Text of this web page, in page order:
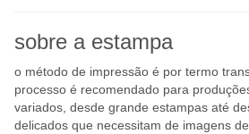
sobre a estampa
o método de impressão é por termo
processo é recomendado para
variados, desde grande estampas até
delicados que necessitam de imagens